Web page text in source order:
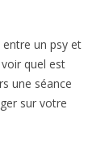
un psy et
quel est
une séance
sur votre